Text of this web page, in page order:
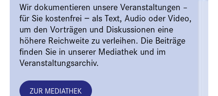
Wir dokumentieren unsere Veranstaltungen –
für Sie kostenfrei − als Text, Audio oder Video,
um den Vorträgen und Diskussionen eine
höhere Reichweite zu verleihen. Die Beiträge
finden Sie in unserer Mediathek und im
Veranstaltungsarchiv.
ZUR MEDIATHEK